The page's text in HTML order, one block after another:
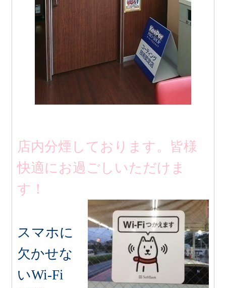
店内分煙しております。皆様
快適にお過ごしいただけま
す！
スマホに
欠かせな
いWi-Fi